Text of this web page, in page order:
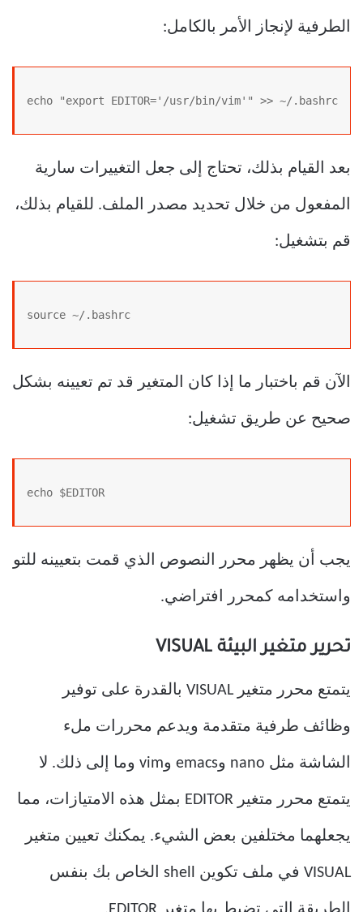
الطرفية لإنجاز الأمر بالكامل:
echo "export EDITOR='/usr/bin/vim'" >> ~/.bashrc
بعد القيام بذلك، تحتاج إلى جعل التغييرات سارية
المفعول من خلال تحديد مصدر الملف. للقيام بذلك،
قم بتشغيل:
source ~/.bashrc
الآن قم باختبار ما إذا كان المتغير قد تم تعيينه بشكل
صحيح عن طريق تشغيل:
echo $EDITOR
يجب أن يظهر محرر النصوص الذي قمت بتعيينه للتو
واستخدامه كمحرر افتراضي.
تحرير متغير البيئة VISUAL
يتمتع محرر متغير VISUAL بالقدرة على توفير
وظائف طرفية متقدمة ويدعم محررات ملء
الشاشة مثل nano وemacs وvim وما إلى ذلك. لا
يتمتع محرر متغير EDITOR بمثل هذه الامتيازات، مما
يجعلهما مختلفين بعض الشيء. يمكنك تعيين متغير
VISUAL في ملف تكوين shell الخاص بك بنفس